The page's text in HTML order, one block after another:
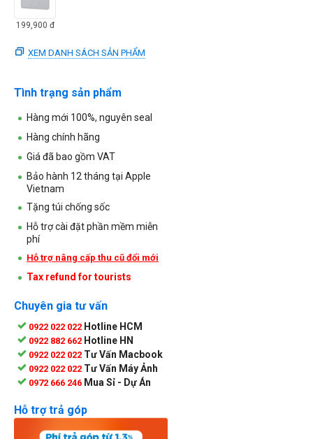
199,900 đ
XEM DANH SÁCH SẢN PHẨM
Tình trạng sản phẩm
Hàng mới 100%, nguyên seal
Hàng chính hãng
Giá đã bao gồm VAT
Bảo hành 12 tháng tại Apple
Vietnam
Tặng túi chống sốc
Hỗ trợ cài đặt phần mềm miễn
phí
Hỗ trợ nâng cấp thu cũ đổi mới
Tax refund for tourists
Chuyên gia tư vấn
0922 022 022 Hotline HCM
0922 882 662 Hotline HN
0922 022 022 Tư Vấn Macbook
0922 022 022 Tư Vấn Máy Ảnh
0972 666 246 Mua Sỉ - Dự Án
Hỗ trợ trả góp